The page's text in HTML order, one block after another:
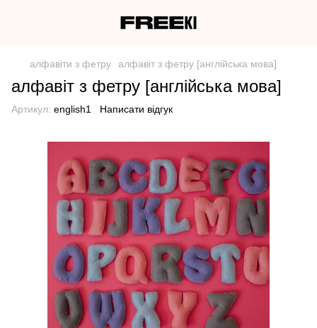
алфавіти з фетру алфавіт з фетру [англійська мова]
алфавіт з фетру [англійська мова]
Артикул: english1 Написати відгук